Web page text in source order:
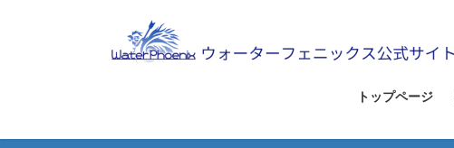
ス
ン
トップページ